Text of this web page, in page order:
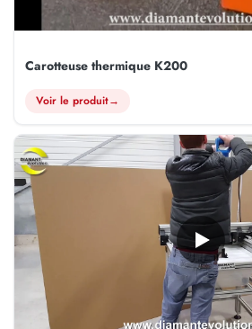
Carotteuse thermique K200
Voir le produit→